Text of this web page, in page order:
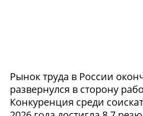
Рынок труда в России
развернулся в сторону
Конкуренция среди